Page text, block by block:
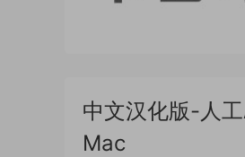
中文汉化版-人
Mac